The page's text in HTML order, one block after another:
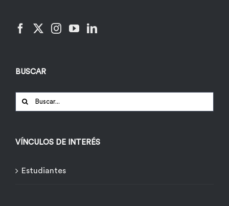
BUSCAR
Buscar:
VÍNCULOS DE INTERÉS
Estudiantes